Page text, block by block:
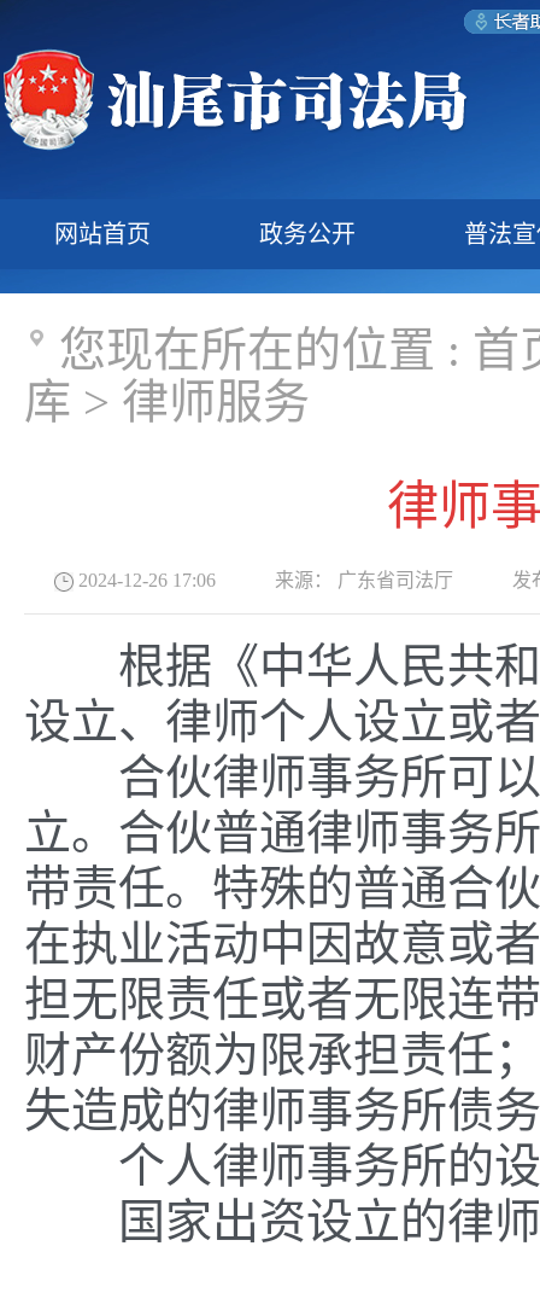
网站首页 政务公开 普法
您现在所在的位置 : 首
库 > 律师服务
律师
2024-12-26 17:06 来源： 广东省司法厅 发
根据《中华人民共和
设立、律师个人设立或
合伙律师事务所可以
立。合伙普通律师事务
带责任。特殊的普通合
在执业活动中因故意或
担无限责任或者无限连
财产份额为限承担责任
失造成的律师事务所债
个人律师事务所的设
国家出资设立的律师